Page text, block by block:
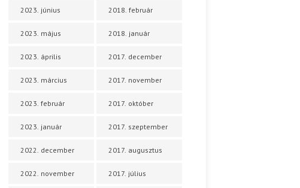
2023. június
2023. május
2023. április
2023. március
2023. február
2023. január
2022. december
2022. november
2018. február
2018. január
2017. december
2017. november
2017. október
2017. szeptember
2017. augusztus
2017. július